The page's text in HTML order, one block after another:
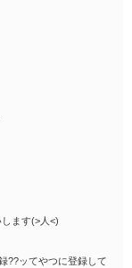
ます(>人<)
??ッてやつに登録して